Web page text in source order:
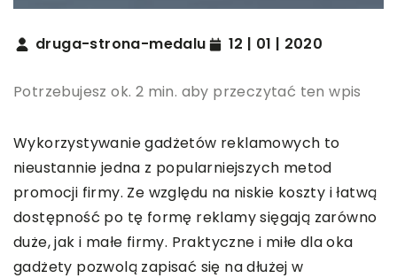
druga-strona-medalu 12 | 01 | 2020
Potrzebujesz ok. 2 min. aby przeczytać ten wpis
Wykorzystywanie gadżetów reklamowych to
nieustannie jedna z popularniejszych metod
promocji firmy. Ze względu na niskie koszty i łatwą
dostępność po tę formę reklamy sięgają zarówno
duże, jak i małe firmy. Praktyczne i miłe dla oka
gadżety pozwolą zapisać się na dłużej w